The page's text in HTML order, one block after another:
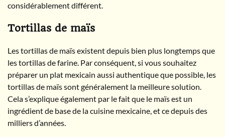
considérablement différent.
Tortillas de maïs
Les tortillas de maïs existent depuis bien plus longtemps que
les tortillas de farine. Par conséquent, si vous souhaitez
préparer un plat mexicain aussi authentique que possible, les
tortillas de maïs sont généralement la meilleure solution.
Cela s’explique également par le fait que le maïs est un
ingrédient de base de la cuisine mexicaine, et ce depuis des
milliers d’années.